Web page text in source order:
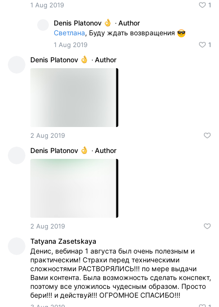
1 Aug 2019 1
Denis Platonov · Author
Светлана, Буду ждать возвращения
1 Aug 2019 1
Denis Platonov · Author
2 Aug 2019
Denis Platonov · Author
2 Aug 2019
Tatyana Zasetskaya
Денис, вебинар 1 августа был очень полезным и
практическим! Страхи перед техническими
сложностями РАСТВОРЯЛИСЬ!!! по мере выдачи
Вами контента. Была возможность сделать конспект,
поэтому все уложилось чудесным образом. Просто
бери!!! и действуй!!! ОГРОМНОЕ СПАСИБО!!!